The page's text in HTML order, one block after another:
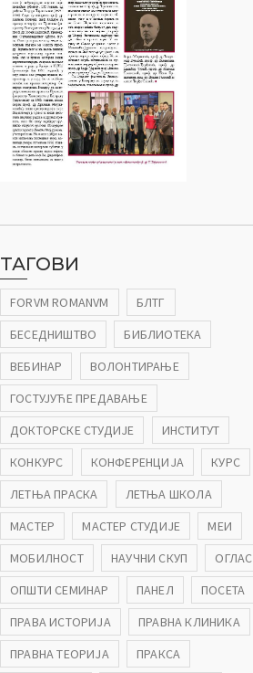
ТАГОВИ
FORVM ROMANVM
БЛТГ
БЕСЕДНИШТВО
БИБЛИОТЕКА
ВЕБИНАР
ВОЛОНТИРАЊЕ
ГОСТУЈУЋЕ ПРЕДАВАЊЕ
ДОКТОРСКЕ СТУДИЈЕ
ИНСТИТУТ
КОНКУРС
КОНФЕРЕНЦИЈА
КУРС
ЛЕТЊА ПРАСКА
ЛЕТЊА ШКОЛА
МАСТЕР
МАСТЕР СТУДИЈЕ
МЕИ
МОБИЛНОСТ
НАУЧНИ СКУП
ОГЛАС
ОПШТИ СЕМИНАР
ПАНЕЛ
ПОСЕТА
ПРАВА ИСТОРИЈА
ПРАВНА КЛИНИКА
ПРАВНА ТЕОРИЈА
ПРАКСА